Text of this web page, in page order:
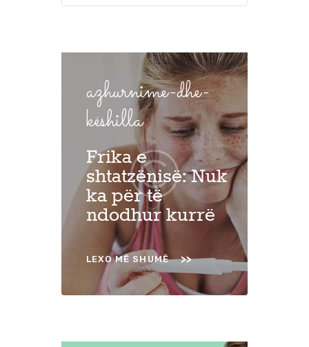
azhurnime-dhe-
këshilla
Frika e
shtatzënisë: Nuk
ka për të
ndodhur kurrë
LEXO MË SHUMË